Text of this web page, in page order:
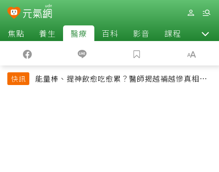
焦點 養生 醫療 百科 影音 課程 退休
快訊
能量棒、提神飲愈吃愈累？醫師揭越補越慘真相：